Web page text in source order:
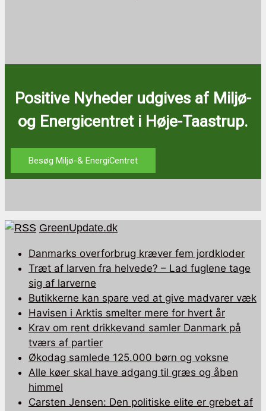
Positive Nyheder udgives af Miljø-
og Energicentret i Høje-Taastrup.
Besøg Miljø-& EnergiCentret
GreenUpdate.dk
Danmarks overforbrug kræver fem jordkloder
Træt af larven fra helvede? – Lad fuglene tage
sig af larverne
Butikkerne kan spare ved at give madvarer væk
Havisen i Arktis smelter mere for hvert år
Krav om rent drikkevand samler Danmark på
tværs af partier
Økodag samlede 125.000 børn og voksne
Alle køer skal have adgang til græs og åben
himmel
Carsten Jensen: Den politiske elite er grebet af